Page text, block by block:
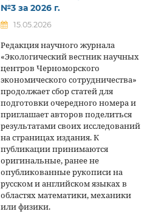
№3 за 2026 г.
15.05.2026
Редакция научного журнала
«Экологический вестник научных
центров Черноморского
экономического сотрудничества»
продолжает сбор статей для
подготовки очередного номера и
приглашает авторов поделиться
результатами своих исследований
на страницах издания. К
публикации принимаются
оригинальные, ранее не
опубликованные рукописи на
русском и английском языках в
областях математики, механики
или физики.